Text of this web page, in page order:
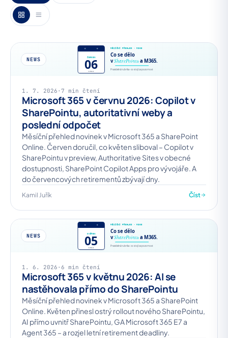
NEWS
1. 7. 2026 · 7 min čtení
Microsoft 365 v červnu 2026: Copilot v
SharePointu, autoritativní weby a
poslední odpočet
Měsíční přehled novinek v Microsoft 365 a SharePoint
Online. Červen doručil, co květen sliboval – Copilot v
SharePointu v preview, Authoritative Sites v obecné
dostupnosti, SharePoint Copilot Apps pro vývojáře. A
do červencových retirementů zbývají dny.
Kamil Juřík Číst
NEWS
1. 6. 2026 · 6 min čtení
Microsoft 365 v květnu 2026: AI se
nastěhovala přímo do SharePointu
Měsíční přehled novinek v Microsoft 365 a SharePoint
Online. Květen přinesl ostrý rollout nového SharePointu,
AI přímo uvnitř SharePointu, GA Microsoft 365 E7 a
Agent 365 – a rozjel letní retirement deadliny.